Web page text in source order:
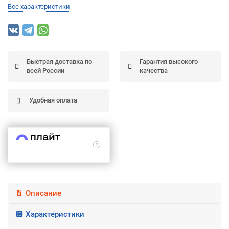
Все характеристики
Быстрая доставка по
всей России
Гарантия высокого
качества
Удобная оплата
Описание
Характеристики